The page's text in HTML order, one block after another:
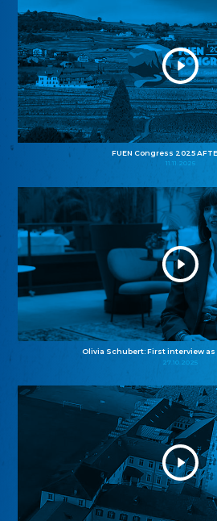
FUEN Congress 2025
11.11.2025
Olivia Schubert: First interview as
27.10.2025